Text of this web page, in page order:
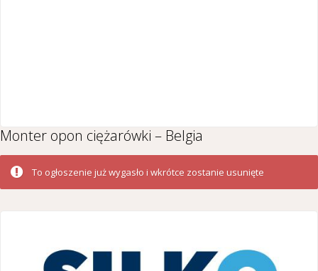
Monter opon ciężarówki – Belgia
To ogłoszenie już wygasło i wkrótce zostanie usunięte